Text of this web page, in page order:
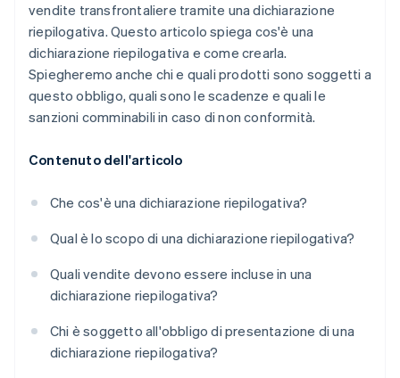
vendite transfrontaliere tramite una dichiarazione
riepilogativa. Questo articolo spiega cos'è una
dichiarazione riepilogativa e come crearla.
Spiegheremo anche chi e quali prodotti sono soggetti a
questo obbligo, quali sono le scadenze e quali le
sanzioni comminabili in caso di non conformità.
Contenuto dell'articolo
Che cos'è una dichiarazione riepilogativa?
Qual è lo scopo di una dichiarazione riepilogativa?
Quali vendite devono essere incluse in una
dichiarazione riepilogativa?
Chi è soggetto all'obbligo di presentazione di una
dichiarazione riepilogativa?